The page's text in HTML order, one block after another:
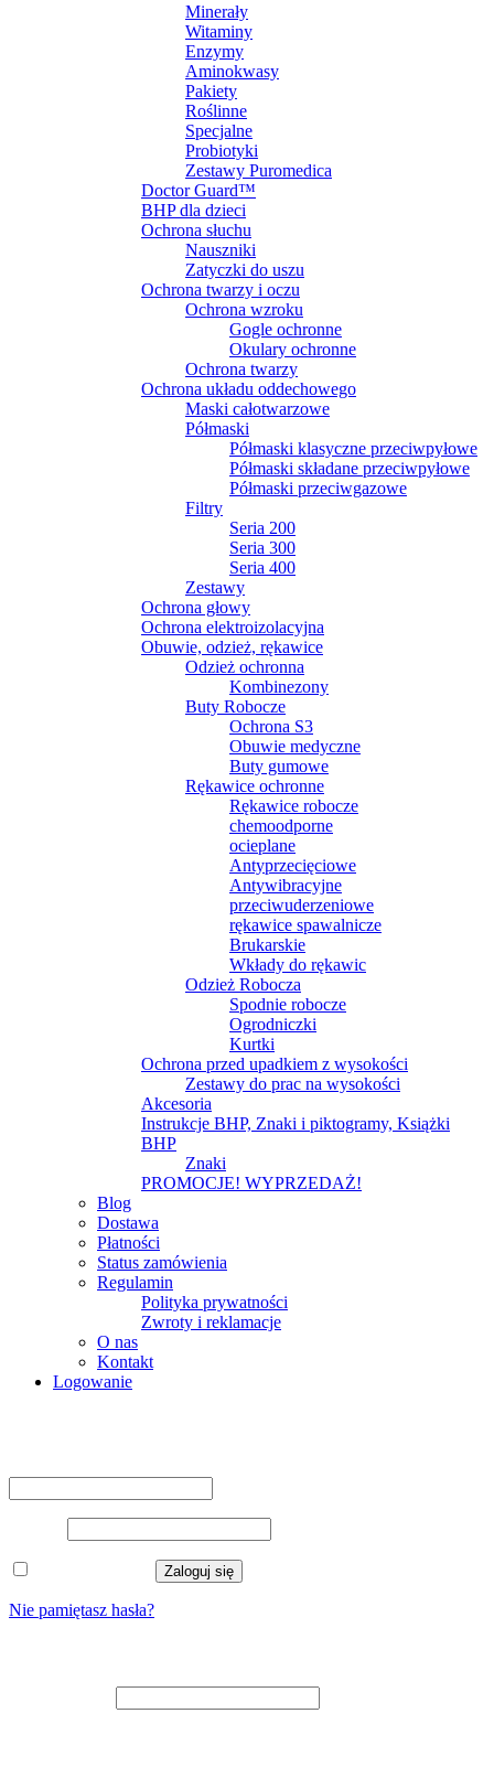
Minerały
Witaminy
Enzymy
Aminokwasy
Pakiety
Roślinne
Specjalne
Probiotyki
Zestawy Puromedica
Doctor Guard™
BHP dla dzieci
Ochrona słuchu
Nauszniki
Zatyczki do uszu
Ochrona twarzy i oczu
Ochrona wzroku
Gogle ochronne
Okulary ochronne
Ochrona twarzy
Ochrona układu oddechowego
Maski całotwarzowe
Półmaski
Półmaski klasyczne przeciwpyłowe
Półmaski składane przeciwpyłowe
Półmaski przeciwgazowe
Filtry
Seria 200
Seria 300
Seria 400
Zestawy
Ochrona głowy
Ochrona elektroizolacyjna
Obuwie, odzież, rękawice
Odzież ochronna
Kombinezony
Buty Robocze
Ochrona S3
Obuwie medyczne
Buty gumowe
Rękawice ochronne
Rękawice robocze
chemoodporne
ocieplane
Antyprzecięciowe
Antywibracyjne
przeciwuderzeniowe
rękawice spawalnicze
Brukarskie
Wkłady do rękawic
Odzież Robocza
Spodnie robocze
Ogrodniczki
Kurtki
Ochrona przed upadkiem z wysokości
Zestawy do prac na wysokości
Akcesoria
Instrukcje BHP, Znaki i piktogramy, Książki
BHP
Znaki
PROMOCJE! WYPRZEDAŻ!
Blog
Dostawa
Płatności
Status zamówienia
Regulamin
Polityka prywatności
Zwroty i reklamacje
O nas
Kontakt
Logowanie
Zaloguj się
Nie pamiętasz hasła?